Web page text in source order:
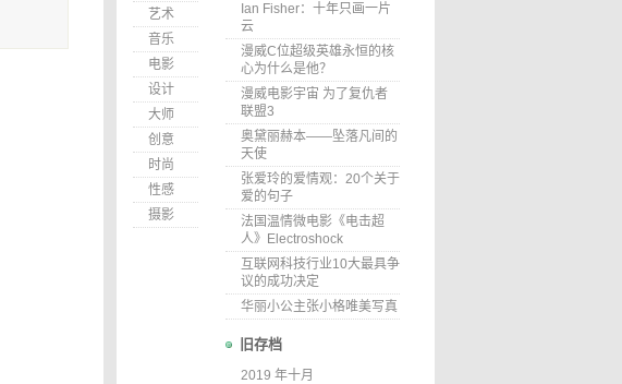
艺术
音乐
电影
设计
大师
创意
时尚
性感
摄影
Ian Fisher：十年只画一片
云
漫威C位超级英雄永恒的核
心为什么是他？
漫威电影宇宙 为了复仇者
联盟3
奥黛丽赫本——坠落凡间的
天使
张爱玲的爱情观：20个关于
爱的句子
法国温情微电影《电击超
人》Electroshock
互联网科技行业10大最具争
议的成功决定
华丽小公主张小格唯美写真
旧存档
2019 年十月